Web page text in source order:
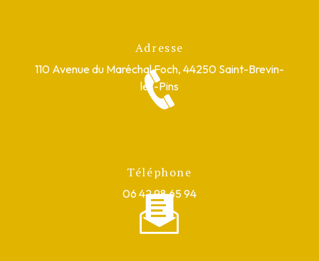
Adresse
110 Avenue du Maréchal Foch, 44250 Saint-Brevin-
les-Pins
Téléphone
06 42 98 65 94